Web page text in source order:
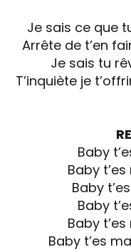
Je sais ce que
Arrête de t’en
Je sais tu
T’inquiète je
Baby
Baby
Baby
Baby
Baby
Baby t’es